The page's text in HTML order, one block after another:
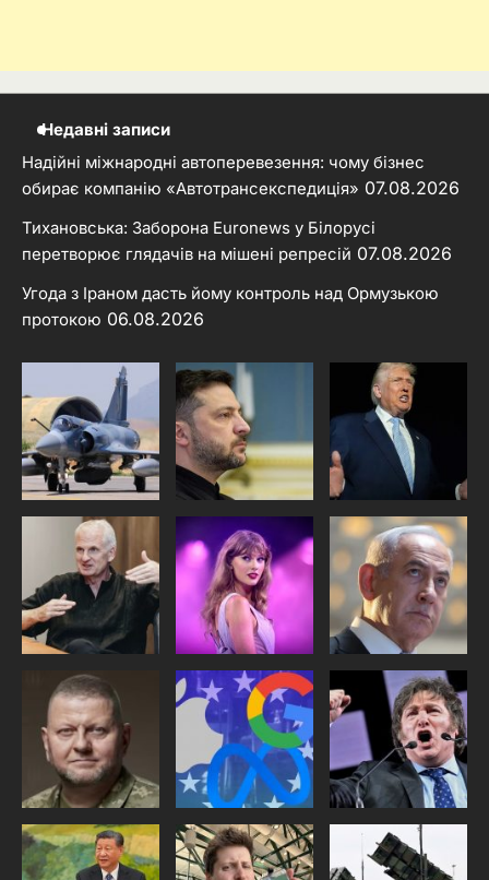
Недавні записи
Надійні міжнародні автоперевезення: чому бізнес
обирає компанію «Автотрансекспедиція» 07.08.2026
Тихановська: Заборона Euronews у Білорусі
перетворює глядачів на мішені репресій 07.08.2026
Угода з Іраном дасть йому контроль над Ормузькою
протокою 06.08.2026